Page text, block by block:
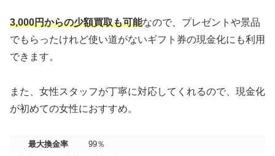
3,000円からの少額買取も可能なので、プレゼントや景品
でもらったけれど使い道がないギフト券の現金化にも利用
できます。
また、女性スタッフが丁寧に対応してくれるので、現金化
が初めての女性におすすめ。
最大換金率
99％